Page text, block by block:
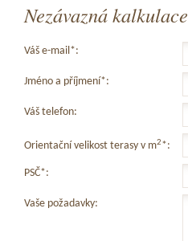
Nezávazná kalkulace
Váš e-mail*:
Jméno a příjmení*:
Váš telefon:
Orientační velikost terasy v m2*:
PSČ*:
Vaše požadavky: